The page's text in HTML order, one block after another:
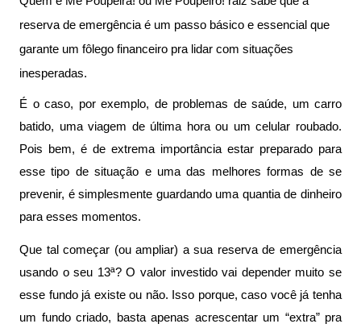
reserva de emergência é um passo básico e essencial que
garante um fôlego financeiro pra lidar com situações
inesperadas.
É o caso, por exemplo, de problemas de saúde, um carro
batido, uma viagem de última hora ou um celular roubado.
Pois bem, é de extrema importância estar preparado para
esse tipo de situação e uma das melhores formas de se
prevenir, é simplesmente guardando uma quantia de dinheiro
para esses momentos.
Que tal começar (ou ampliar) a sua reserva de emergência
usando o seu 13ª? O valor investido vai depender muito se
esse fundo já existe ou não. Isso porque, caso você já tenha
um fundo criado, basta apenas acrescentar um “extra” pra